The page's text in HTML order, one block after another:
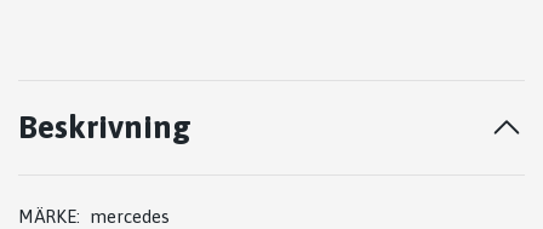
Beskrivning
MÄRKE: mercedes